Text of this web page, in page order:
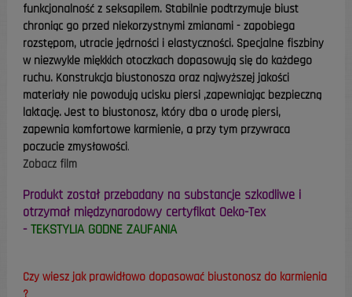
funkcjonalność z seksapilem. Stabilnie podtrzymuje biust
chroniąc go przed niekorzystnymi zmianami - zapobiega
rozstępom, utracie jędrności i elastyczności. Specjalne fiszbiny
w niezwykle miękkich otoczkach dopasowują się do każdego
ruchu. Konstrukcja biustonosza oraz najwyższej jakości
materiały nie powodują ucisku piersi ,zapewniając bezpieczną
laktację. Jest to biustonosz, który dba o urodę piersi,
zapewnia komfortowe karmienie, a przy tym przywraca
poczucie zmysłowości.
Zobacz film
Produkt został przebadany na substancje szkodliwe i
otrzymał międzynarodowy certyfikat Oeko-Tex
-TEKSTYLIA GODNE ZAUFANIA
Czy wiesz jak prawidłowo dopasować biustonosz do karmienia